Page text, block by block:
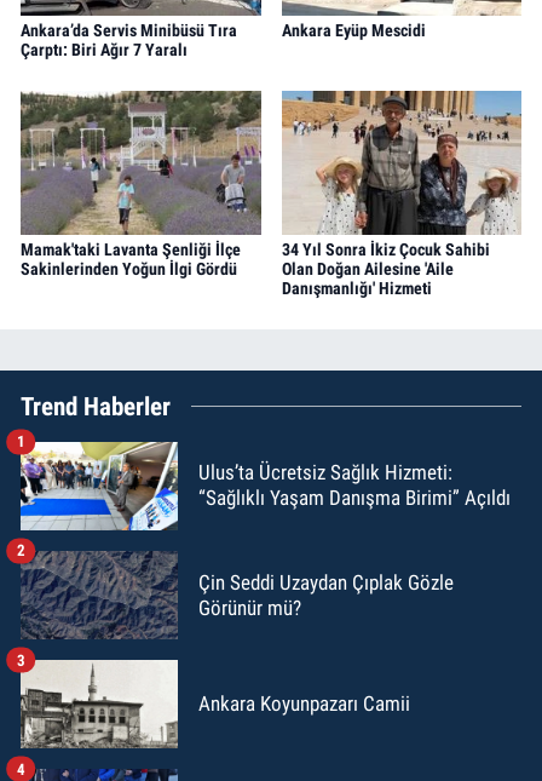
Ankara’da Servis Minibüsü Tıra
Çarptı: Biri Ağır 7 Yaralı
Ankara Eyüp Mescidi
Mamak'taki Lavanta Şenliği İlçe
Sakinlerinden Yoğun İlgi Gördü
34 Yıl Sonra İkiz Çocuk Sahibi
Olan Doğan Ailesine 'Aile
Danışmanlığı' Hizmeti
Trend Haberler
Ulus’ta Ücretsiz Sağlık Hizmeti:
“Sağlıklı Yaşam Danışma Birimi” Açıldı
1
Çin Seddi Uzaydan Çıplak Gözle
Görünür mü?
2
Ankara Koyunpazarı Camii
3
4